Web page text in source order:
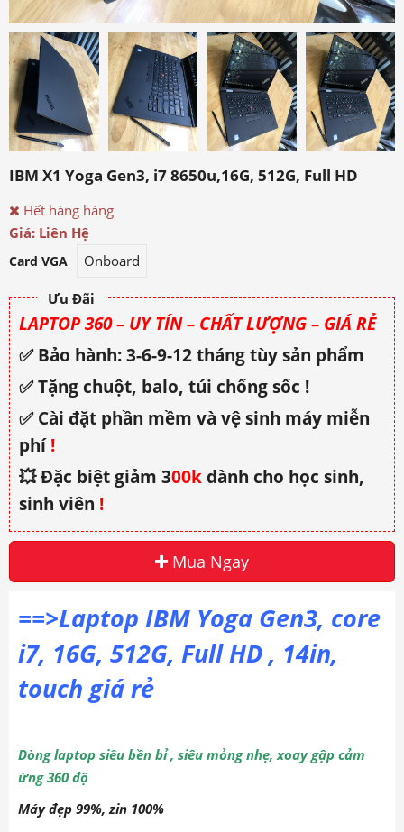
IBM X1 Yoga Gen3, i7 8650u,16G, 512G, Full HD
Hết hàng hàng
Giá: Liên Hệ
Card VGA Onboard
Ưu Đãi
LAPTOP 360 – UY TÍN – CHẤT LƯỢNG – GIÁ RẺ
✅ Bảo hành: 3-6-9-12 tháng tùy sản phẩm
✅ Tặng chuột, balo, túi chống sốc !
✅ Cài đặt phần mềm và vệ sinh máy miễn
phí!
💥 Đặc biệt giảm 300kdành cho học sinh,
sinh viên !
Mua Ngay
==>Laptop IBM Yoga Gen3, core
i7, 16G, 512G, Full HD , 14in,
touch giá rẻ
Dòng laptop siêu bền bỉ , siêu mỏng nhẹ, xoay gập cảm
ứng 360 độ
Máy đẹp 99%, zin 100%